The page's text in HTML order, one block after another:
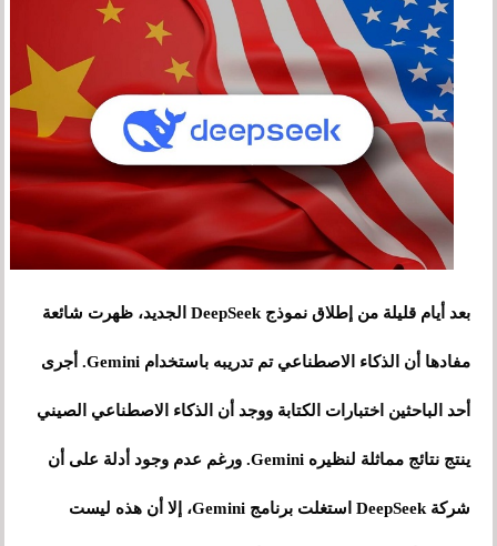
بعد أيام قليلة من إطلاق نموذج DeepSeek الجديد، ظهرت شائعة
مفادها أن الذكاء الاصطناعي تم تدريبه باستخدام Gemini. أجرى
أحد الباحثين اختبارات الكتابة ووجد أن الذكاء الاصطناعي الصيني
ينتج نتائج مماثلة لنظيره Gemini. ورغم عدم وجود أدلة على أن
شركة DeepSeek استغلت برنامج Gemini، إلا أن هذه ليست